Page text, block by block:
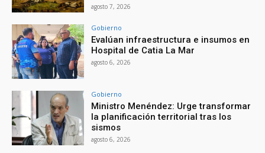
agosto 7, 2026
Gobierno
Evalúan infraestructura e insumos en
Hospital de Catia La Mar
agosto 6, 2026
Gobierno
Ministro Menéndez: Urge transformar
la planificación territorial tras los
sismos
agosto 6, 2026